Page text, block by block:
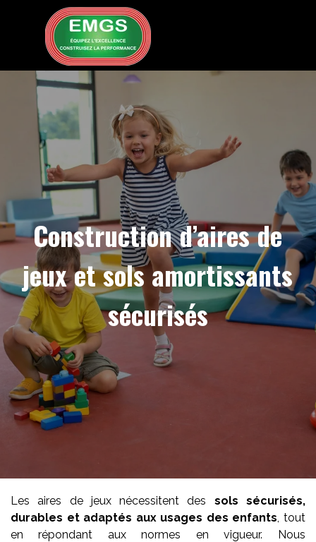
Aller au contenu
Sauter le menu
Construction d’aires de
jeux et sols amortissants
sécurisés
Les aires de jeux nécessitent des sols sécurisés,
durables et adaptés aux usages des enfants, tout
en répondant aux normes en vigueur. Nous